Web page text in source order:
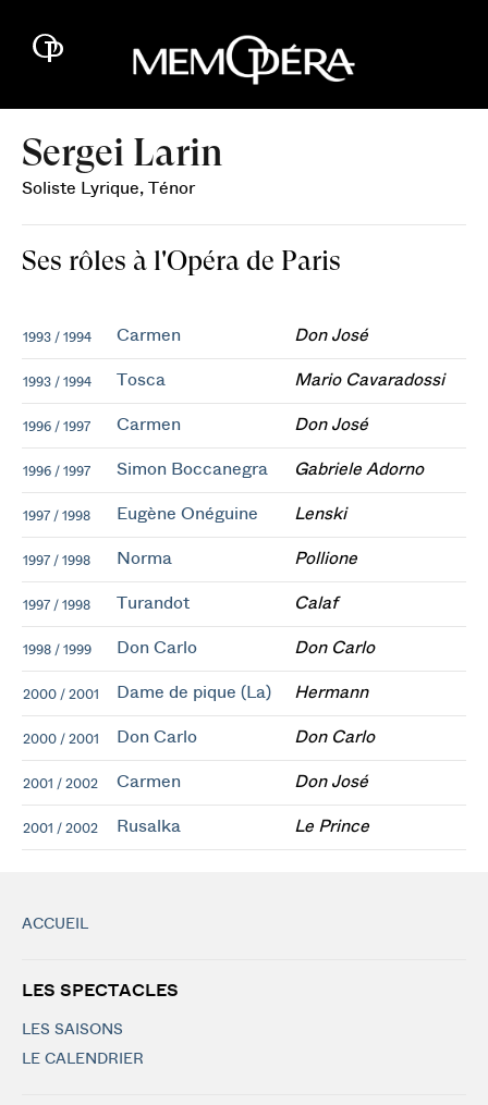
Sergei Larin
Soliste Lyrique, Ténor
Ses rôles à l'Opéra de Paris
1993 / 1994 Carmen Don José
1993 / 1994 Tosca Mario Cavaradossi
1996 / 1997 Carmen Don José
1996 / 1997 Simon Boccanegra Gabriele Adorno
1997 / 1998 Eugène Onéguine Lenski
1997 / 1998 Norma Pollione
1997 / 1998 Turandot Calaf
1998 / 1999 Don Carlo Don Carlo
2000 / 2001 Dame de pique (La) Hermann
2000 / 2001 Don Carlo Don Carlo
2001 / 2002 Carmen Don José
2001 / 2002 Rusalka Le Prince
ACCUEIL
LES SPECTACLES
LES SAISONS
LE CALENDRIER